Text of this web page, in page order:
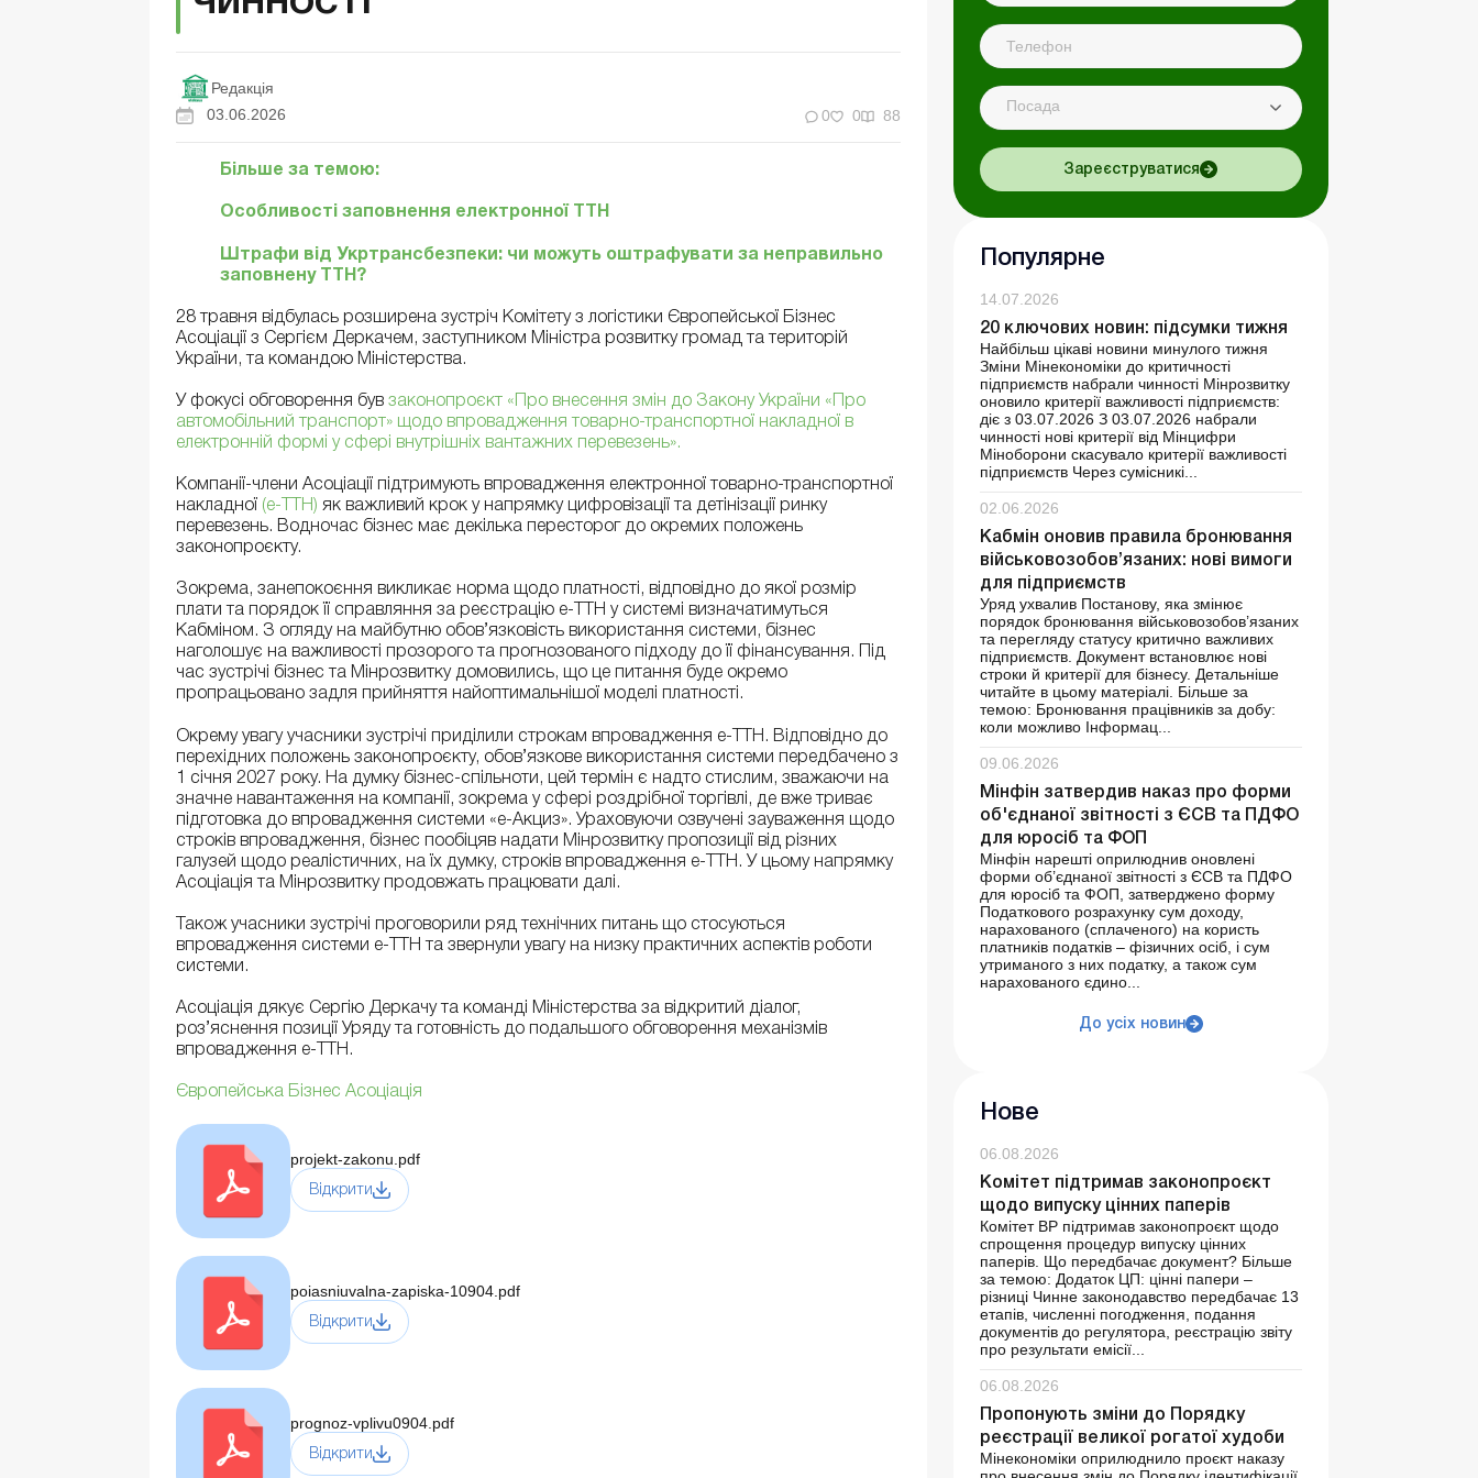
Редакція
03.06.2026
0 0 88
Більше за темою:
Особливості заповнення електронної ТТН
Штрафи від Укртрансбезпеки: чи можуть оштрафувати за неправильно
заповнену ТТН?
28 травня відбулась розширена зустріч Комітету з логістики Європейської Бізнес
Асоціації з Сергієм Деркачем, заступником Міністра розвитку громад та територій
України, та командою Міністерства.
У фокусі обговорення був законопроєкт «Про внесення змін до Закону України «Про
автомобільний транспорт» щодо впровадження товарно-транспортної накладної в
електронній формі у сфері внутрішніх вантажних перевезень».
Компанії-члени Асоціації підтримують впровадження електронної товарно-транспортної
накладної (е-ТТН) як важливий крок у напрямку цифровізації та детінізації ринку
перевезень. Водночас бізнес має декілька пересторог до окремих положень
законопроєкту.
Зокрема, занепокоєння викликає норма щодо платності, відповідно до якої розмір
плати та порядок її справляння за реєстрацію е-ТТН у системі визначатимуться
Кабміном. З огляду на майбутню обов’язковість використання системи, бізнес
наголошує на важливості прозорого та прогнозованого підходу до її фінансування. Під
час зустрічі бізнес та Мінрозвитку домовились, що це питання буде окремо
пропрацьовано задля прийняття найоптимальнішої моделі платності.
Окрему увагу учасники зустрічі приділили строкам впровадження е-ТТН. Відповідно до
перехідних положень законопроєкту, обов’язкове використання системи передбачено з
1 січня 2027 року. На думку бізнес-спільноти, цей термін є надто стислим, зважаючи на
значне навантаження на компанії, зокрема у сфері роздрібної торгівлі, де вже триває
підготовка до впровадження системи «е-Акциз». Ураховуючи озвучені зауваження щодо
строків впровадження, бізнес пообіцяв надати Мінрозвитку пропозиції від різних
галузей щодо реалістичних, на їх думку, строків впровадження е-ТТН. У цьому напрямку
Асоціація та Мінрозвитку продовжать працювати далі.
Також учасники зустрічі проговорили ряд технічних питань що стосуються
впровадження системи е-ТТН та звернули увагу на низку практичних аспектів роботи
системи.
Асоціація дякує Сергію Деркачу та команді Міністерства за відкритий діалог,
роз’яснення позиції Уряду та готовність до подальшого обговорення механізмів
впровадження е-ТТН.
Європейська Бізнес Асоціація
projekt-zakonu.pdf
Відкрити
poiasniuvalna-zapiska-10904.pdf
Відкрити
prognoz-vplivu0904.pdf
Відкрити
Посада
Зареєструватися
Популярне
14.07.2026
20 ключових новин: підсумки тижня
Найбільш цікаві новини минулого тижня
Зміни Мінекономіки до критичності
підприємств набрали чинності Мінрозвитку
оновило критерії важливості підприємств:
діє з 03.07.2026 З 03.07.2026 набрали
чинності нові критерії від Мінцифри
Міноборони скасувало критерії важливості
підприємств Через сумісникі...
02.06.2026
Кабмін оновив правила бронювання
військовозобов’язаних: нові вимоги
для підприємств
Уряд ухвалив Постанову, яка змінює
порядок бронювання військовозобов’язаних
та перегляду статусу критично важливих
підприємств. Документ встановлює нові
строки й критерії для бізнесу. Детальніше
читайте в цьому матеріалі. Більше за
темою: Бронювання працівників за добу:
коли можливо Інформац...
09.06.2026
Мінфін затвердив наказ про форми
об'єднаної звітності з ЄСВ та ПДФО
для юросіб та ФОП
Мінфін нарешті оприлюднив оновлені
форми об’єднаної звітності з ЄСВ та ПДФО
для юросіб та ФОП, затверджено форму
Податкового розрахунку сум доходу,
нарахованого (сплаченого) на користь
платників податків – фізичних осіб, і сум
утриманого з них податку, а також сум
нарахованого єдино...
До усіх новин
Нове
06.08.2026
Комітет підтримав законопроєкт
щодо випуску цінних паперів
Комітет ВР підтримав законопроєкт щодо
спрощення процедур випуску цінних
паперів. Що передбачає документ? Більше
за темою: Додаток ЦП: цінні папери –
різниці Чинне законодавство передбачає 13
етапів, численні погодження, подання
документів до регулятора, реєстрацію звіту
про результати емісії...
06.08.2026
Пропонують зміни до Порядку
реєстрації великої рогатої худоби
Мінекономіки оприлюднило проєкт наказу